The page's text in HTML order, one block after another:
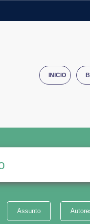
INICIO
Assunto